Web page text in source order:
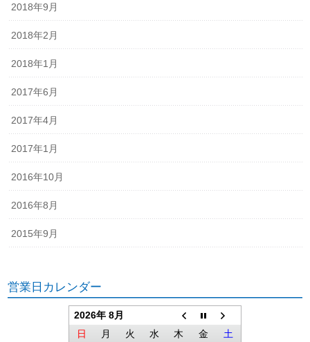
2018年9月
2018年2月
2018年1月
2017年6月
2017年4月
2017年1月
2016年10月
2016年8月
2015年9月
営業日カレンダー
2026年 8月
日
月 火 水 木 金
土